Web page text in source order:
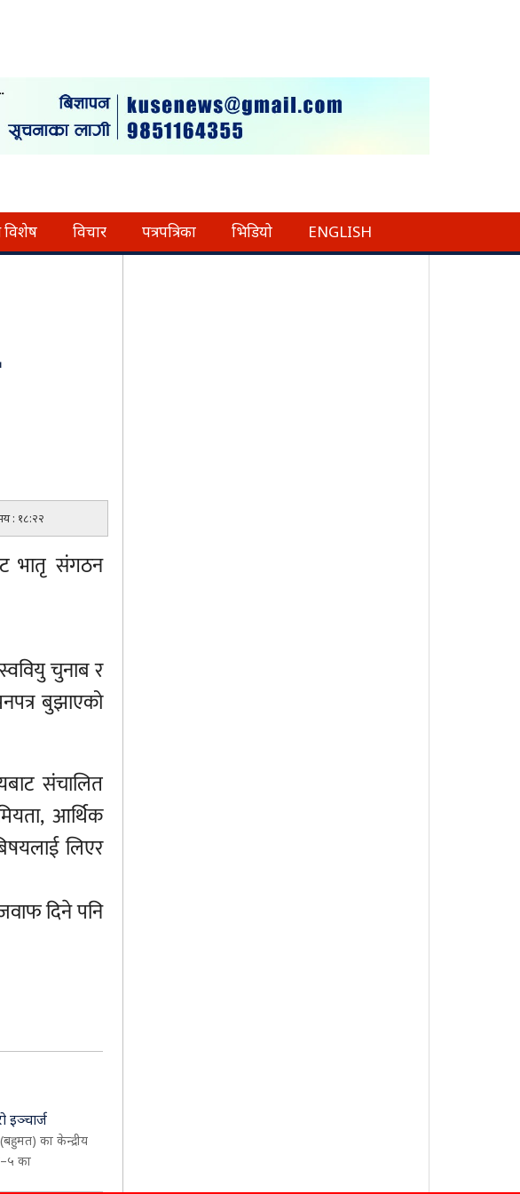
विचार पत्रपत्रिका भिडियो ENGLISH
: १८:२२
भातृ संगठन
चुनाब र
बुझाएको
संचालित
आर्थिक
लिएर
दिने पनि
इञ्चार्ज
(बहुमत) का केन्द्रीय
का